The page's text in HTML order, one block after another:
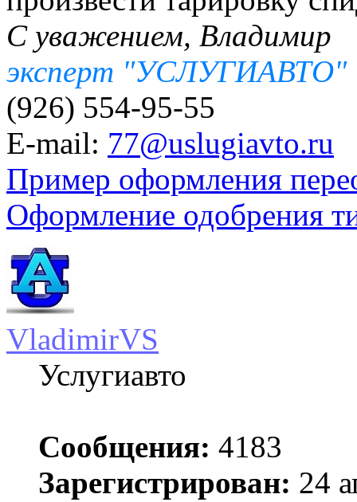
С уважением, Владимир
эксперт "УСЛУГИАВТО"
(926) 554-95-55
E-mail: 77@uslugiavto.ru
Пример оформления
Оформление одобрения
VladimirVS
Услугиавто
Сообщения: 4183
Зарегистрирован: 24